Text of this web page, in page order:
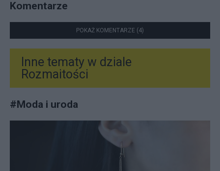
Komentarze
POKAŻ KOMENTARZE (4)
Inne tematy w dziale
Rozmaitości
#Moda i uroda